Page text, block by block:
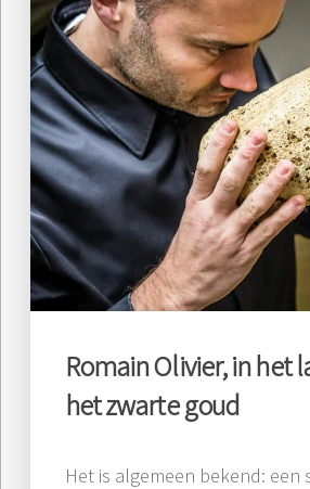
Romain Olivier, in het
het zwarte goud
Het is algemeen bekend: een